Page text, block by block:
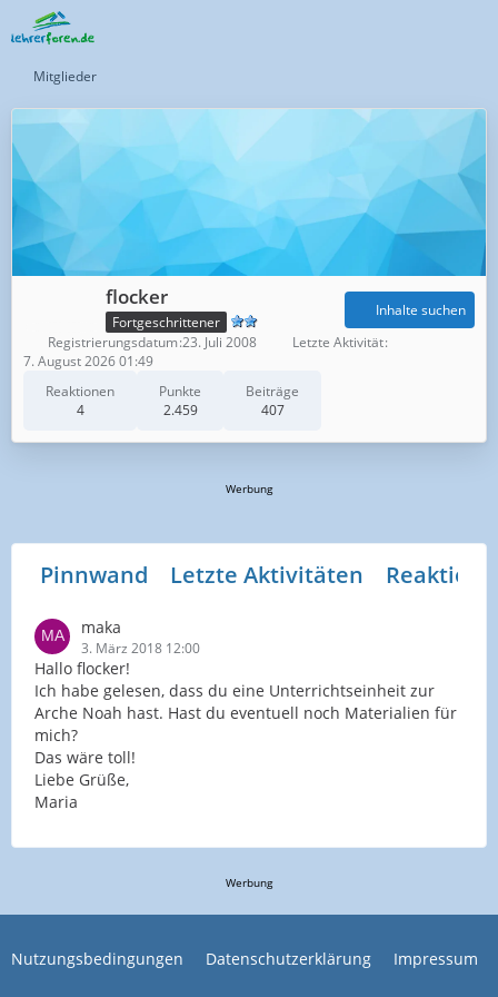
Mitglieder
flocker
Fortgeschrittener
Reaktionen
4
Punkte
2.459
Beiträge
407
Inhalte suchen
Registrierungsdatum 23. Juli 2008
Letzte Aktivität
7. August 2026 01:49
Werbung
Pinnwand Letzte Aktivitäten
maka
3. März 2018 12:00
Hallo flocker!
Ich habe gelesen, dass du eine Unterrichtseinheit zur
Arche Noah hast. Hast du eventuell noch Materialien für
mich?
Das wäre toll!
Liebe Grüße,
Maria
Werbung
Nutzungsbedingungen Datenschutzerklärung Impressum